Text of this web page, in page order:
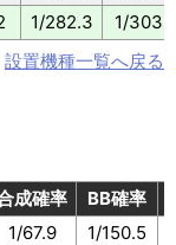
1/282.3
1/
設置機種一覧へ戻る
成確率 BB確率
1/67.9 1/150.5